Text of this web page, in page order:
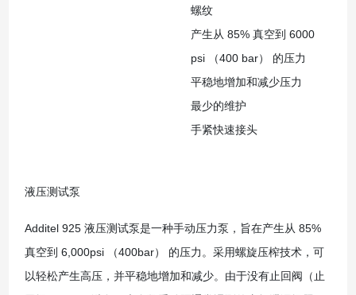
螺纹
产生从 85% 真空到 6000
psi （400 bar） 的压力
平稳地增加和减少压力
最少的维护
手紧快速接头
液压测试泵
Additel 925 液压测试泵是一种手动压力泵，旨在产生从 85%
真空到 6,000psi （400bar） 的压力。采用螺旋压榨技术，可
以轻松产生高压，并平稳地增加和减少。由于没有止回阀（止